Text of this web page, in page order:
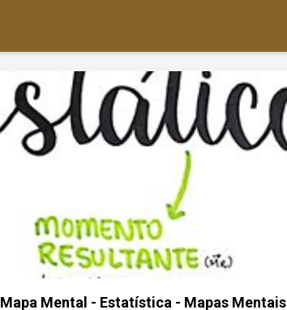
Mapa Mental - Estatística - Mapas Mentais